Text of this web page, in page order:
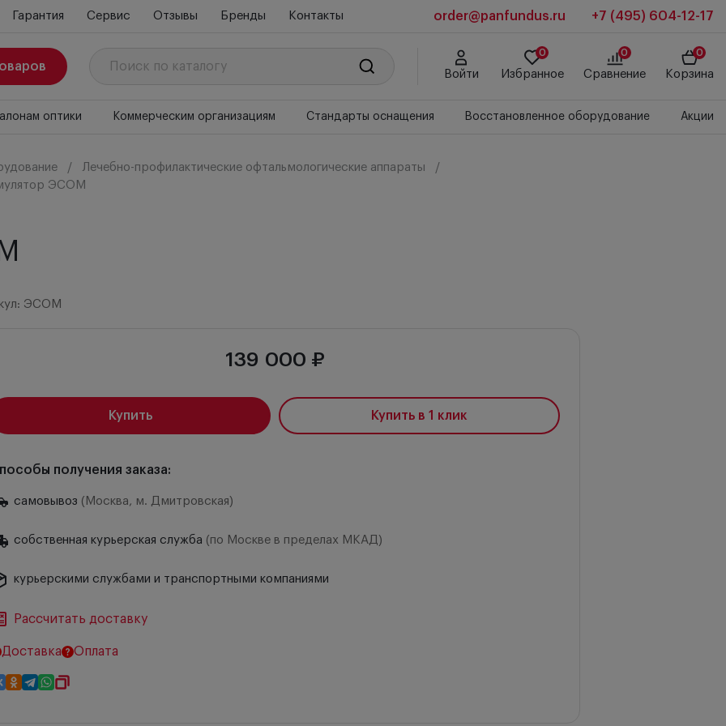
Гарантия Сервис Отзывы Бренды Контакты order@panfundus.ru +7 (495) 604-12-17
Войти
0
Избранное
0
Сравнение
0
Корзина
оптики Коммерческим организациям Стандарты оснащения Восстановленное оборудование Акции
Лечебно-профилактические офтальмологические аппараты
ЭСОМ
ЭСОМ
139 000 ₽
Купить Купить в 1 клик
получения заказа:
самовывоз (Москва, м. Дмитровская)
собственная курьерская служба (по Москве в пределах МКАД)
курьерскими службами и транспортными компаниями
Рассчитать доставку
Доставка Оплата